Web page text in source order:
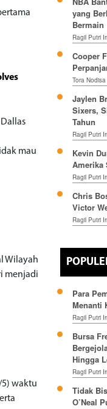
mau
Wilayah
menjadi
5) waktu
yang
Bermain
Ragil Putri
Cooper
Tora Nodisa
Jaylen
Sixers,
Tahun
Ragil Putri
Kevin
Amerika
Ragil Putri
Chris
Victor
Ragil Putri
Para
Menanti
Ragil Putri
Bursa
Hingga
Ragil Putri
Tidak
O’Neal